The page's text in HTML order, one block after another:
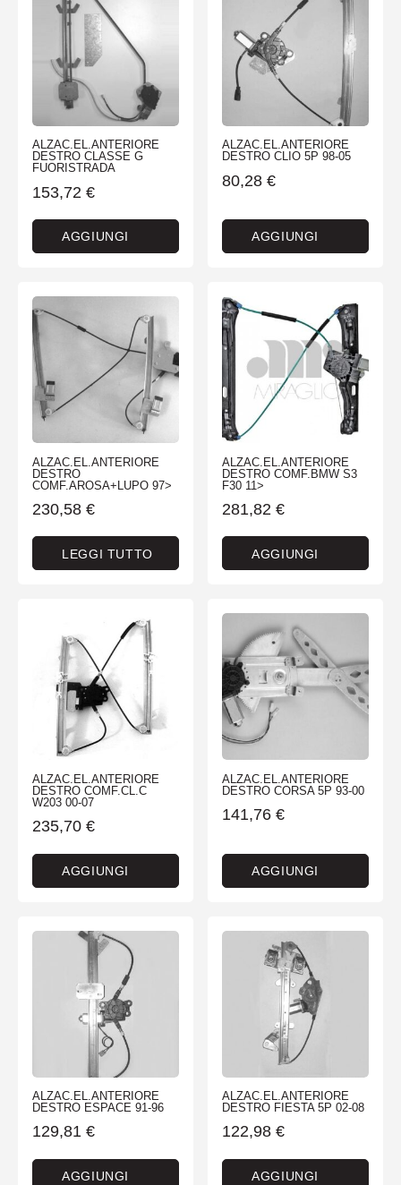
ALZAC.EL.ANTERIORE
DESTRO CLASSE G
FUORISTRADA
153,72 €
AGGIUNGI
ALZAC.EL.ANTERIORE
DESTRO CLIO 5P 98-05
80,28 €
AGGIUNGI
ALZAC.EL.ANTERIORE
DESTRO
COMF.AROSA+LUPO 97>
230,58 €
LEGGI TUTTO
ALZAC.EL.ANTERIORE
DESTRO COMF.BMW S3
F30 11>
281,82 €
AGGIUNGI
ALZAC.EL.ANTERIORE
DESTRO COMF.CL.C
W203 00-07
235,70 €
AGGIUNGI
ALZAC.EL.ANTERIORE
DESTRO CORSA 5P 93-00
141,76 €
AGGIUNGI
ALZAC.EL.ANTERIORE
DESTRO ESPACE 91-96
129,81 €
AGGIUNGI
ALZAC.EL.ANTERIORE
DESTRO FIESTA 5P 02-08
122,98 €
AGGIUNGI